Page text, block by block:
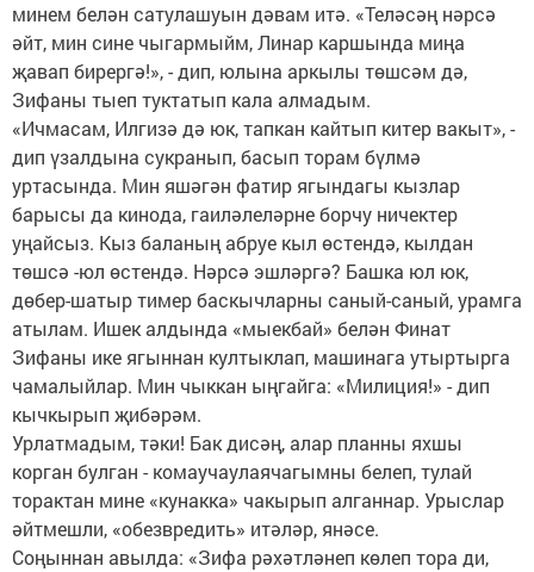
минем белән сатулашуын дәвам итә. «Теләсәң нәрсә
әйт, мин сине чыгармыйм, Линар каршында миңа
җавап бирергә!», - дип, юлына аркылы төшсәм дә,
Зифаны тыеп туктатып кала алмадым.
«Ичмасам, Илгизә дә юк, тапкан кайтып китер вакыт», -
дип үзалдына сукранып, басып торам бүлмә
уртасында. Мин яшәгән фатир ягындагы кызлар
барысы да кинода, гаиләлеләрне борчу ничектер
уңайсыз. Кыз баланың абруе кыл өстендә, кылдан
төшсә -юл өстендә. Нәрсә эшләргә? Башка юл юк,
дөбер-шатыр тимер баскычларны саный-саный, урамга
атылам. Ишек алдында «мыекбай» белән Финат
Зифаны ике ягыннан култыклап, машинага утыртырга
чамалыйлар. Мин чыккан ыңгайга: «Милиция!» - дип
кычкырып җибәрәм.
Урлатмадым, тәки! Бак дисәң, алар планны яхшы
корган булган - комаучаулаячагымны белеп, тулай
торактан мине «кунакка» чакырып алганнар. Урыслар
әйтмешли, «обезвредить» итәләр, янәсе.
Соңыннан авылда: «Зифа рәхәтләнеп көлеп тора ди,